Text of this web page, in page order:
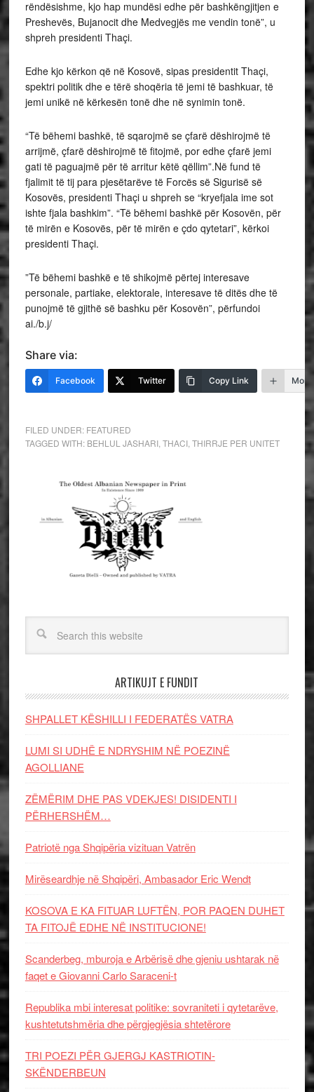
rëndësishme, kjo hap mundësi edhe për bashkëngjitjen e
Preshevës, Bujanocit dhe Medvegjës me vendin tonë”, u
shpreh presidenti Thaçi.
Edhe kjo kërkon që në Kosovë, sipas presidentit Thaçi,
spektri politik dhe e tërë shoqëria të jemi të bashkuar, të
jemi unikë në kërkesën tonë dhe në synimin tonë.
“Të bëhemi bashkë, të sqarojmë se çfarë dëshirojmë të
arrijmë, çfarë dëshirojmë të fitojmë, por edhe çfarë jemi
gati të paguajmë për të arritur këtë qëllim”.Në fund të
fjalimit të tij para pjesëtarëve të Forcës së Sigurisë së
Kosovës, presidenti Thaçi u shpreh se “kryefjala ime sot
ishte fjala bashkim”. “Të bëhemi bashkë për Kosovën, për
të mirën e Kosovës, për të mirën e çdo qytetari”, kërkoi
presidenti Thaçi.
”Të bëhemi bashkë e të shikojmë përtej interesave
personale, partiake, elektorale, interesave të ditës dhe të
punojmë të gjithë së bashku për Kosovën”, përfundoi
ai./b.j/
Share via:
Facebook Twitter Copy Link More
FILED UNDER: FEATURED
TAGGED WITH: BEHLUL JASHARI, THACI, THIRRJE PER UNITET
ARTIKUJT E FUNDIT
SHPALLET KËSHILLI I FEDERATËS VATRA
LUMI SI UDHË E NDRYSHIM NË POEZINË
AGOLLIANE
ZËMËRIM DHE PAS VDEKJES! DISIDENTI I
PËRHERSHËM…
Patriotë nga Shqipëria vizituan Vatrën
Mirëseardhje në Shqipëri, Ambasador Eric Wendt
KOSOVA E KA FITUAR LUFTËN, POR PAQEN DUHET
TA FITOJË EDHE NË INSTITUCIONE!
Scanderbeg, mburoja e Arbërisë dhe gjeniu ushtarak në
faqet e Giovanni Carlo Saraceni-t
Republika mbi interesat politike: sovraniteti i qytetarëve,
kushtetutshmëria dhe përgjegjësia shtetërore
TRI POEZI PËR GJERGJ KASTRIOTIN-
SKËNDERBEUN